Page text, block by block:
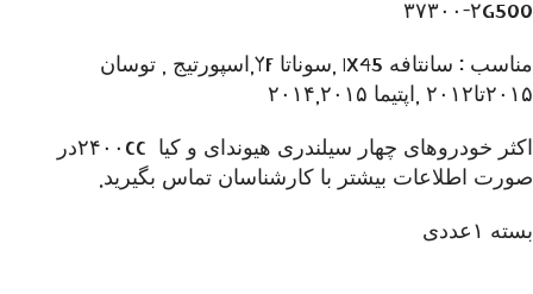
۳۷۳۰۰-۲G500
مناسب : سانتافه IX45 ,سوناتا YF,اسپورتیج , توسان
۲۰۱۵تا۲۰۱۲ ,اپتیما ۲۰۱۴,۲۰۱۵
اکثر خودروهای چهار سیلندری هیوندای و کیا ۲۴۰۰CCدر
صورت اطلاعات بیشتر با کارشناسان تماس بگیرید.
بسته ۱عددی